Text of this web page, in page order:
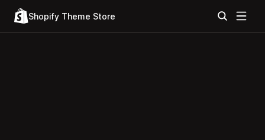
Shopify Theme Store